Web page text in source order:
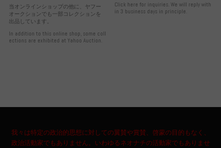
当オンラインショップの他に、ヤフー
オークションでも一部コレクションを
出品しています。
In addition to this online shop, some coll
ections are exhibited at Yahoo Auction.
Click here for inquiries. We will reply with
in 3 business days in principle.
我々は特定の政治的思想に対しての翼賛や賞賛、啓蒙の目的もなく、
政治活動家でもありません。いわゆるネオナチの活動家でもありませ